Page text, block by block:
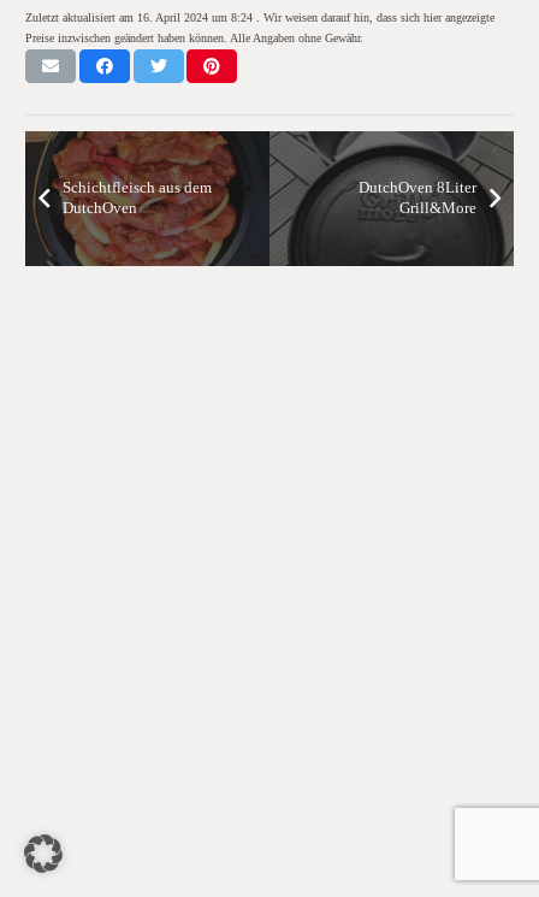
Zuletzt aktualisiert am 16. April 2024 um 8:24 . Wir weisen darauf hin, dass sich hier angezeigte
Preise inzwischen geändert haben können. Alle Angaben ohne Gewähr.
Schichtfleisch aus dem
DutchOven
DutchOven 8Liter
Grill&More